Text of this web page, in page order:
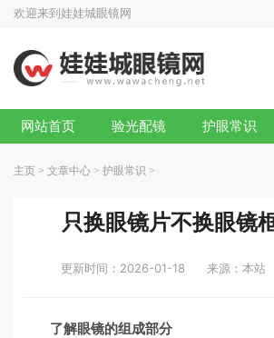
欢迎来到娃娃城眼镜网
网站首页 验光配镜 护眼常识
主页 > 文章中心 > 护眼常识 >
只换眼镜片不换眼镜
更新时间：2026-01-18 来源：本站
了解眼镜的组成部分